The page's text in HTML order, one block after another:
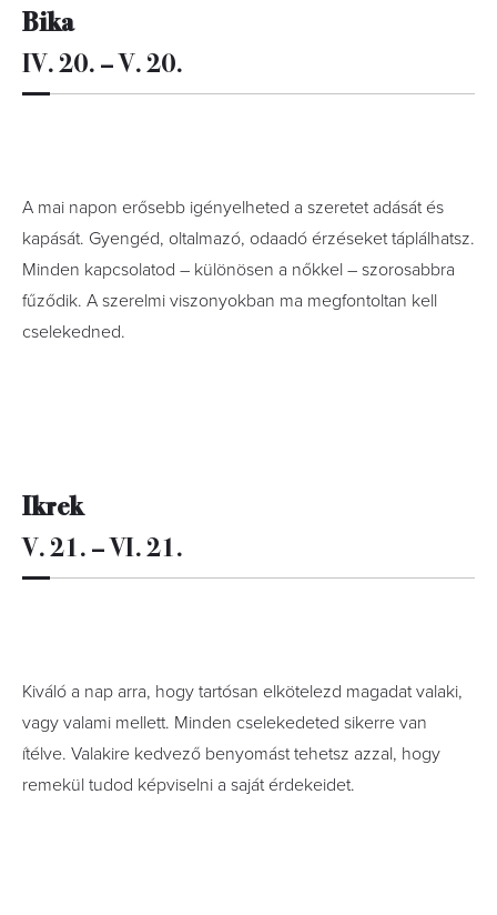
Bika
IV. 20. – V. 20.
A mai napon erősebb igényelheted a szeretet adását és
kapását. Gyengéd, oltalmazó, odaadó érzéseket táplálhatsz.
Minden kapcsolatod – különösen a nőkkel – szorosabbra
fűződik. A szerelmi viszonyokban ma megfontoltan kell
cselekedned.
Ikrek
V. 21. – VI. 21.
Kiváló a nap arra, hogy tartósan elkötelezd magadat valaki,
vagy valami mellett. Minden cselekedeted sikerre van
ítélve. Valakire kedvező benyomást tehetsz azzal, hogy
remekül tudod képviselni a saját érdekeidet.